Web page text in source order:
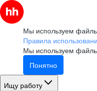
Мы используем файлы
Правила
Мы используем
Понятно
Ищу работу